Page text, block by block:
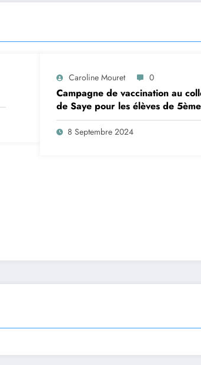
Caroline Mouret 0
Campagne de vaccination au
de Saye pour les élèves de
inscription en ligne avant le 28
septembre 2024
8 Septembre 2024